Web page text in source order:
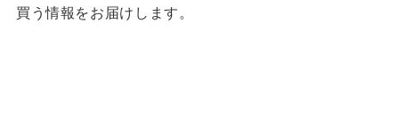
買う情報をお届けします。